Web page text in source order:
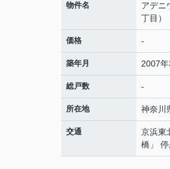
物件名
アデニ
丁目）
価格 -
築年月 2007年
総戸数 -
所在地 神奈川
交通 京浜東
橋」